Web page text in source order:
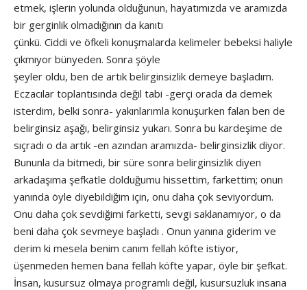
etmek, işlerin yolunda olduğunun, hayatımızda ve aramızda
bir gerginlik olmadığının da kanıtı
çünkü. Ciddi ve öfkeli konuşmalarda kelimeler bebeksi haliyle
çıkmıyor bünyeden. Sonra şöyle
şeyler oldu, ben de artık belirginsizlik demeye başladım.
Eczacılar toplantısında değil tabi -gerçi orada da demek
isterdim, belki sonra- yakınlarımla konuşurken falan ben de
belirginsiz aşağı, belirginsiz yukarı. Sonra bu kardeşime de
sıçradı o da artık -en azından aramızda- belirginsizlik diyor.
Bununla da bitmedi, bir süre sonra belirginsizlik diyen
arkadaşıma şefkatle dolduğumu hissettim, farkettim; onun
yanında öyle diyebildiğim için, onu daha çok seviyordum.
Onu daha çok sevdiğimi farketti, sevgi saklanamıyor, o da
beni daha çok sevmeye başladı . Onun yanına giderim ve
derim ki mesela benim canım fellah köfte istiyor,
üşenmeden hemen bana fellah köfte yapar, öyle bir şefkat.
İnsan, kusursuz olmaya programlı değil, kusursuzluk insana